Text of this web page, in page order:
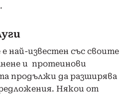
най-известен със своите
и протеинови
продължи да разширява
Някои от